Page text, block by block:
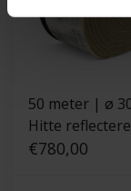
50 meter | ø
Hitte
kevlar
€780,00